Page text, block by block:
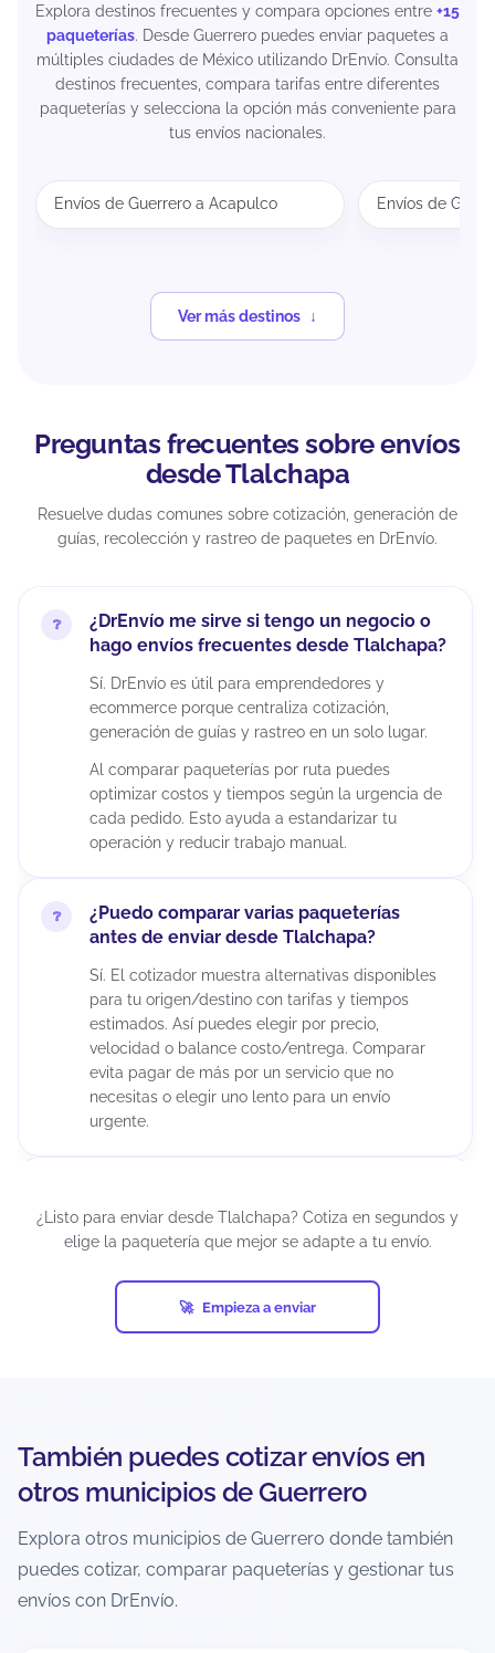
Explora destinos frecuentes y compara opciones entre +15
paqueterías. Desde Guerrero puedes enviar paquetes a
múltiples ciudades de México utilizando DrEnvío. Consulta
destinos frecuentes, compara tarifas entre diferentes
paqueterías y selecciona la opción más conveniente para
tus envíos nacionales.
Envíos de Guerrero a Acapulco Envíos de
Ver más destinos
Preguntas frecuentes sobre envíos
desde Tlalchapa
Resuelve dudas comunes sobre cotización, generación de
guías, recolección y rastreo de paquetes en DrEnvío.
¿DrEnvío me sirve si tengo un negocio o
hago envíos frecuentes desde Tlalchapa?
Sí. DrEnvío es útil para emprendedores y
ecommerce porque centraliza cotización,
generación de guías y rastreo en un solo lugar.
Al comparar paqueterías por ruta puedes
optimizar costos y tiempos según la urgencia de
cada pedido. Esto ayuda a estandarizar tu
operación y reducir trabajo manual.
¿Puedo comparar varias paqueterías
antes de enviar desde Tlalchapa?
Sí. El cotizador muestra alternativas disponibles
para tu origen/destino con tarifas y tiempos
estimados. Así puedes elegir por precio,
velocidad o balance costo/entrega. Comparar
evita pagar de más por un servicio que no
necesitas o elegir uno lento para un envío
urgente.
generar la guía?
Depende del estatus del envío y de la política de
la paquetería. Si el paquete aún no ha sido
recolectado o ingresado a la red, suele haber
más posibilidades.
¿Cómo evito retrasos o incidencias al
enviar desde Tlalchapa?
Verifica dirección completa, código postal
correcto y teléfono vigente del destinatario.
¿Listo para enviar desde Tlalchapa? Cotiza en segundos y
elige la paquetería que mejor se adapte a tu envío.
Empieza a enviar
También puedes cotizar envíos en
otros municipios de Guerrero
Explora otros municipios de Guerrero donde también
puedes cotizar, comparar paqueterías y gestionar tus
envíos con DrEnvío.